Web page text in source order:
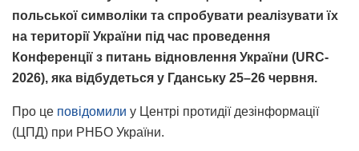
польської символіки та спробувати реалізувати їх
на території України під час проведення
Конференції з питань відновлення України (URC-
2026), яка відбудеться у Гданську 25–26 червня.
Про це повідомили у Центрі протидії дезінформації
(ЦПД) при РНБО України.